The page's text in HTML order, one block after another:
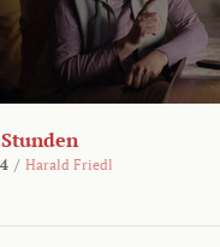
/ Harald Friedl